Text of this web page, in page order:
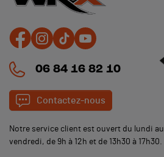
06 84 16 82 10
Contactez-nous
Notre service client est ouvert du lundi au
vendredi, de 9h à 12h et de 13h30 à 17h30.